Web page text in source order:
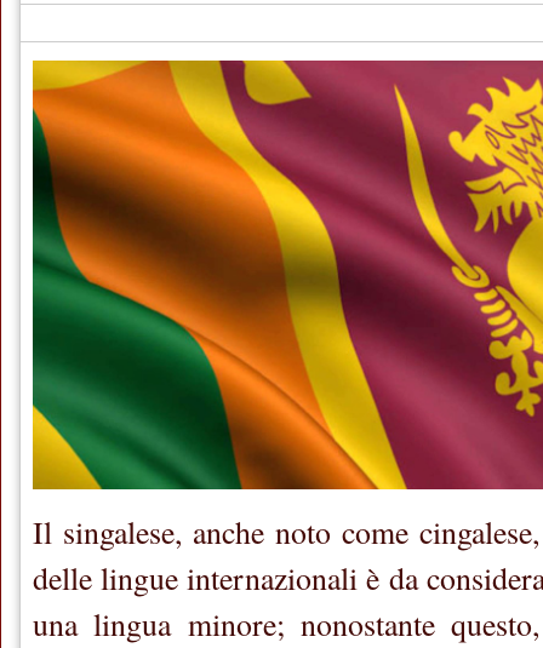
Il singalese, anche noto come
delle lingue internazionali è da
una lingua minore; nonostante